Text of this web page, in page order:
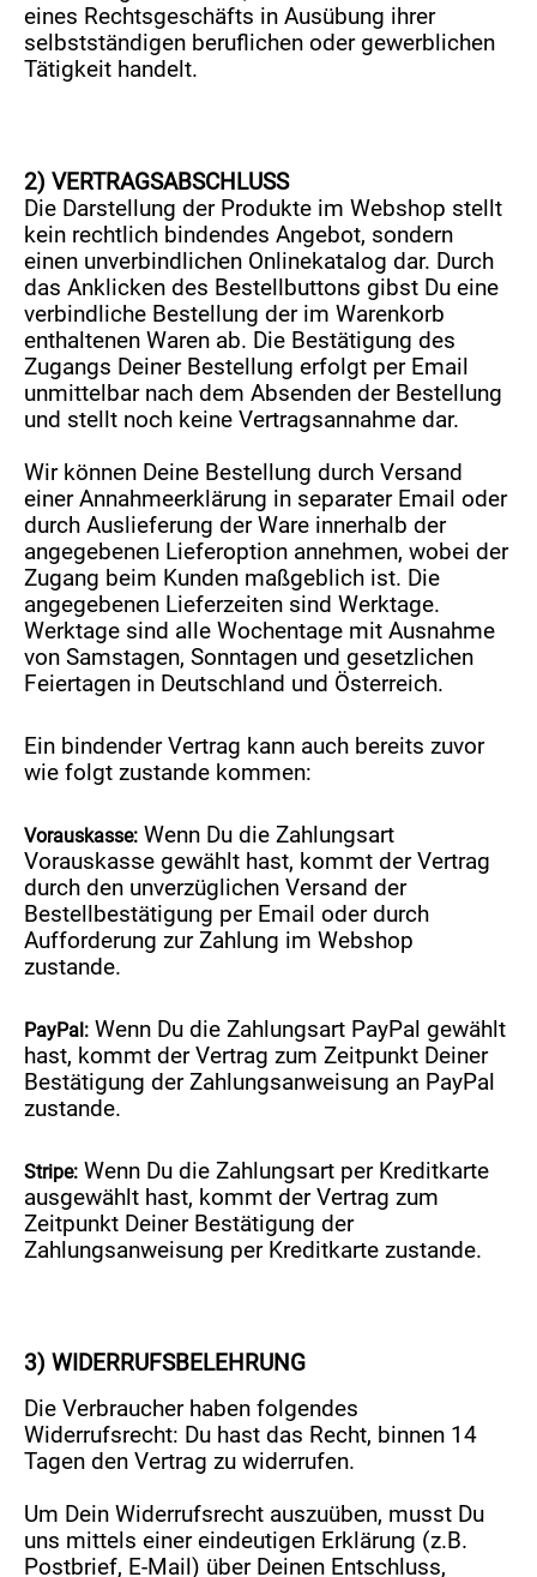
eines Rechtsgeschäfts in Ausübung ihrer
selbstständigen beruflichen oder gewerblichen
Tätigkeit handelt.
2) VERTRAGSABSCHLUSS
Die Darstellung der Produkte im Webshop stellt
kein rechtlich bindendes Angebot, sondern
einen unverbindlichen Onlinekatalog dar. Durch
das Anklicken des Bestellbuttons gibst Du eine
verbindliche Bestellung der im Warenkorb
enthaltenen Waren ab. Die Bestätigung des
Zugangs Deiner Bestellung erfolgt per Email
unmittelbar nach dem Absenden der Bestellung
und stellt noch keine Vertragsannahme dar.
Wir können Deine Bestellung durch Versand
einer Annahmeerklärung in separater Email oder
durch Auslieferung der Ware innerhalb der
angegebenen Lieferoption annehmen, wobei der
Zugang beim Kunden maßgeblich ist. Die
angegebenen Lieferzeiten sind Werktage.
Werktage sind alle Wochentage mit Ausnahme
von Samstagen, Sonntagen und gesetzlichen
Feiertagen in Deutschland und Österreich.
Ein bindender Vertrag kann auch bereits zuvor
wie folgt zustande kommen:
Vorauskasse: Wenn Du die Zahlungsart
Vorauskasse gewählt hast, kommt der Vertrag
durch den unverzüglichen Versand der
Bestellbestätigung per Email oder durch
Aufforderung zur Zahlung im Webshop
zustande.
PayPal: Wenn Du die Zahlungsart PayPal gewählt
hast, kommt der Vertrag zum Zeitpunkt Deiner
Bestätigung der Zahlungsanweisung an PayPal
zustande.
Stripe: Wenn Du die Zahlungsart per Kreditkarte
ausgewählt hast, kommt der Vertrag zum
Zeitpunkt Deiner Bestätigung der
Zahlungsanweisung per Kreditkarte zustande.
3) WIDERRUFSBELEHRUNG
Die Verbraucher haben folgendes
Widerrufsrecht: Du hast das Recht, binnen 14
Tagen den Vertrag zu widerrufen.
Um Dein Widerrufsrecht auszuüben, musst Du
uns mittels einer eindeutigen Erklärung (z.B.
Postbrief, E-Mail) über Deinen Entschluss,